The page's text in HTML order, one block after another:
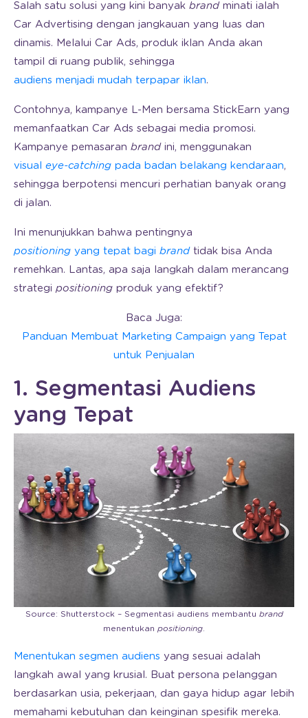
Salah satu solusi yang kini banyak brand minati ialah
Car Advertising dengan jangkauan yang luas dan
dinamis. Melalui Car Ads, produk iklan Anda akan
tampil di ruang publik, sehingga
audiens menjadi mudah terpapar iklan.
Contohnya, kampanye L-Men bersama StickEarn yang
memanfaatkan Car Ads sebagai media promosi.
Kampanye pemasaran brand ini, menggunakan
visual eye-catching pada badan belakang kendaraan,
sehingga berpotensi mencuri perhatian banyak orang
di jalan.
Ini menunjukkan bahwa pentingnya
positioning yang tepat bagi brandtidak bisa Anda
remehkan. Lantas, apa saja langkah dalam merancang
strategi positioning produk yang efektif?
Baca Juga:
Panduan Membuat Marketing Campaign yang Tepat
untuk Penjualan
1. Segmentasi Audiens
yang Tepat
Source: Shutterstock – Segmentasi audiens membantu brand
menentukan positioning
Menentukan segmen audiens yang sesuai adalah
langkah awal yang krusial. Buat persona pelanggan
berdasarkan usia, pekerjaan, dan gaya hidup agar lebih
memahami kebutuhan dan keinginan spesifik mereka.